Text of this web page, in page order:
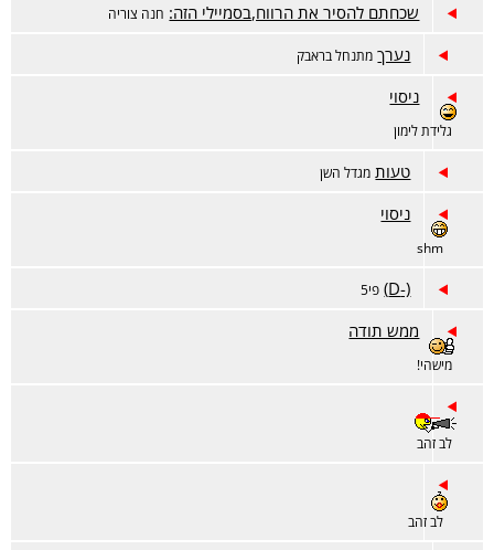
שכחתם להסיר את הרווח,בסמיילי הזה: חנה צוריה
נערך מתנחל בראבק
ניסוי
גלידת לימון
טעות מגדל השן
ניסוי
shm
(-D) פי5
ממש תודה
מישהי!
לב זהב
לב זהב